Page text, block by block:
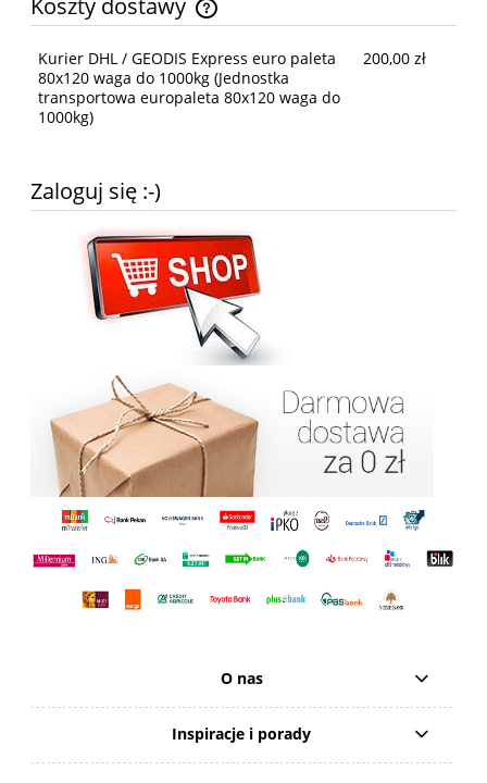
Cena nie zawiera ewentualnych kosztów płatności
Kurier DHL / GEODIS Express euro paleta
80x120 waga do 1000kg (Jednostka
transportowa europaleta 80x120 waga do
1000kg)
200,00 zł
Zaloguj się :-)
O nas
Inspiracje i porady